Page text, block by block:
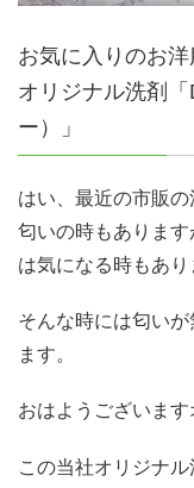
お気に入りのお
オリジナル洗剤
ー）」
はい、最近の市販
匂いの時もありま
は気になる時もあり
そんな時には匂い
ます。
おはようございます
この当社オリジナ